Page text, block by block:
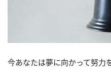
今あなたは夢に向かって努力